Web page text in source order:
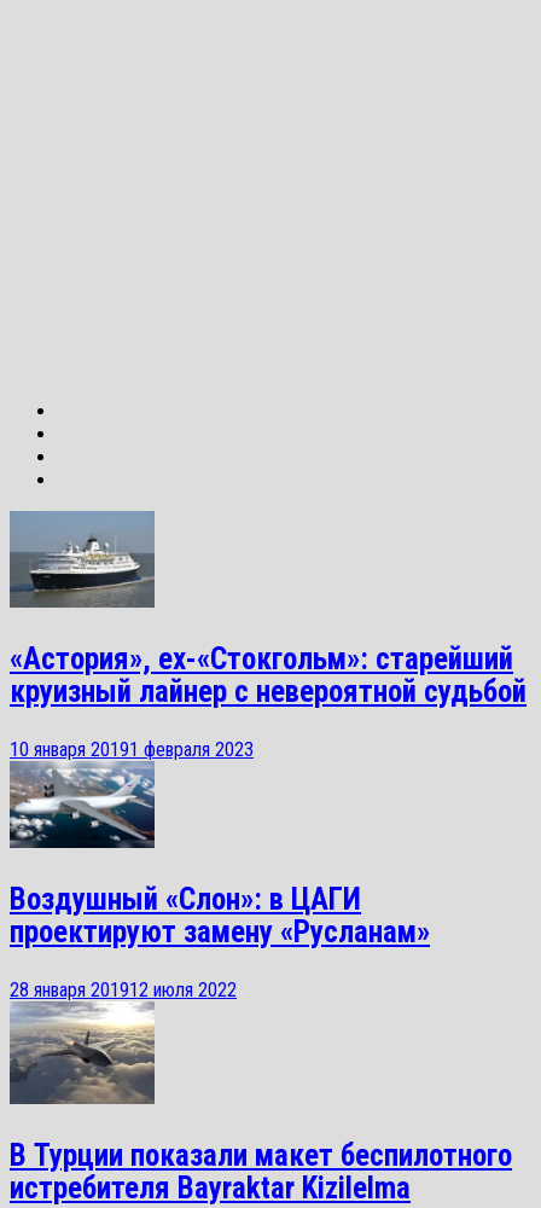
«Астория», ex-«Стокгольм»: старейший
круизный лайнер с невероятной судьбой
10 января 20191 февраля 2023
Воздушный «Слон»: в ЦАГИ
проектируют замену «Русланам»
28 января 201912 июля 2022
В Турции показали макет беспилотного
истребителя Bayraktar Kizilelma